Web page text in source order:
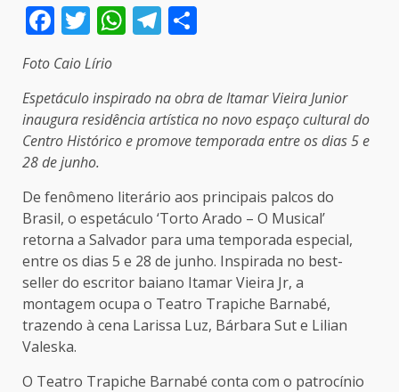
Facebook
Twitter
WhatsApp
Telegram
Foto Caio Lírio
Espetáculo inspirado na obra de Itamar Vieira Junior
inaugura residência artística no novo espaço cultural do
Centro Histórico e promove temporada entre os dias 5 e
28 de junho.
De fenômeno literário aos principais palcos do
Brasil, o espetáculo ‘Torto Arado – O Musical’
retorna a Salvador para uma temporada especial,
entre os dias 5 e 28 de junho. Inspirada no best-
seller do escritor baiano Itamar Vieira Jr, a
montagem ocupa o Teatro Trapiche Barnabé,
trazendo à cena Larissa Luz, Bárbara Sut e Lilian
Valeska.
O Teatro Trapiche Barnabé conta com o patrocínio